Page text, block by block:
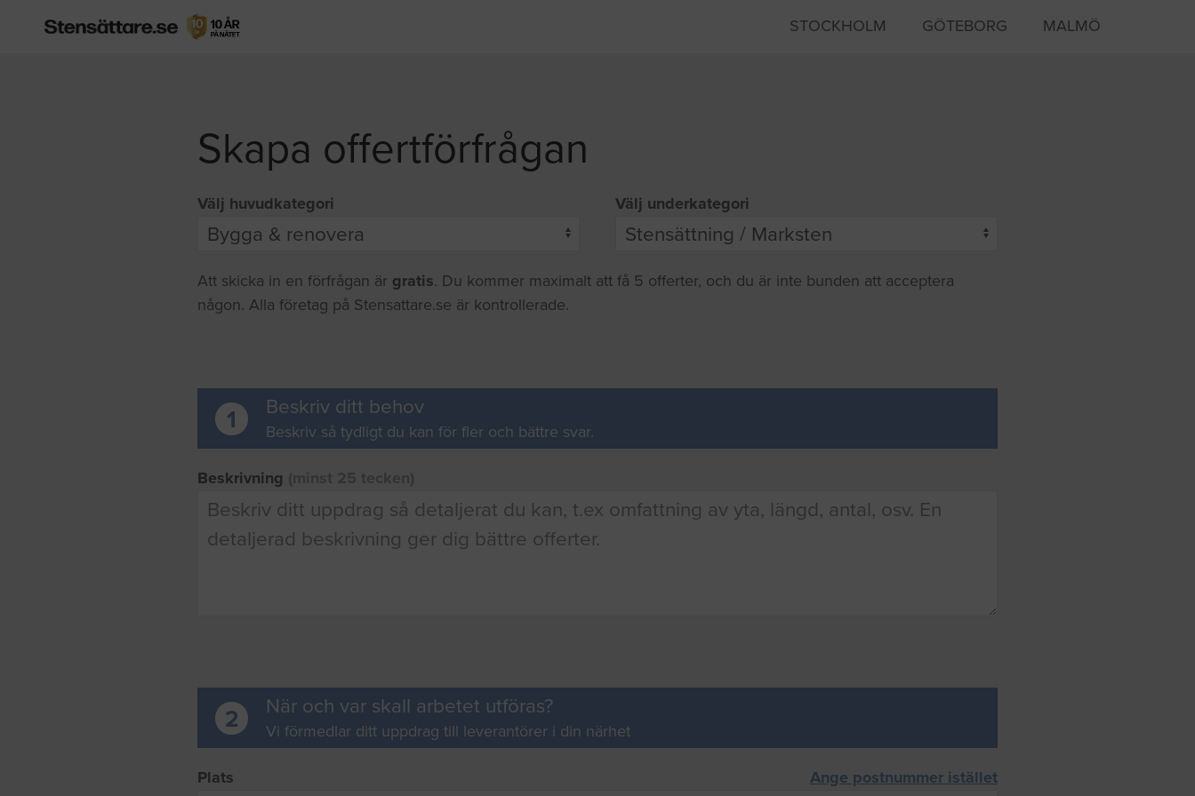
STOCKHOLM GÖTEBORG MALMÖ
Skapa offertförfrågan
Välj huvudkategori Välj underkategori
Att skicka in en förfrågan är gratis. Du kommer maximalt att få 5 offerter, och du är inte bunden att acceptera
någon. Alla företag på Stensattare.se är kontrollerade.
1 Beskriv ditt behov
Beskriv så tydligt du kan för fler och bättre svar.
Beskrivning
2 När och var skall arbetet utföras?
Vi förmedlar ditt uppdrag till leverantörer i din närhet
Plats Ange postnummer istället